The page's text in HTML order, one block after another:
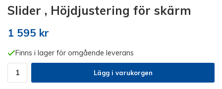
Slider , Höjdjustering för skärm
1 595 kr
Finns i lager för omgående leverans
Lägg i varukorgen